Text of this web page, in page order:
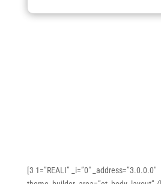
[3 1=”REALI” _i=”0″ _address=”3.0.0.0″